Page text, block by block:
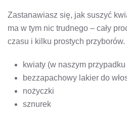
Zastanawiasz się, jak suszyć
ma w tym nic trudnego – cały
czasu i kilku prostych przyborów.
kwiaty (w naszym przypadku
bezzapachowy lakier do
nożyczki
sznurek